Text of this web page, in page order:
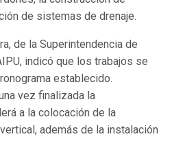
de sistemas de drenaje.
de la Superintendencia de
indicó que los trabajos se
establecido.
vez finalizada la
a la colocación de la
además de la instalación